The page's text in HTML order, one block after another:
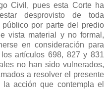
Civil, pues esta Corte ha
desprovisto de toda
por parte del predio
vista material y no formal,
en consideración para
artículos 698, 827 y 831
no han sido vulnerados,
a resolver el presente
acción que contempla el